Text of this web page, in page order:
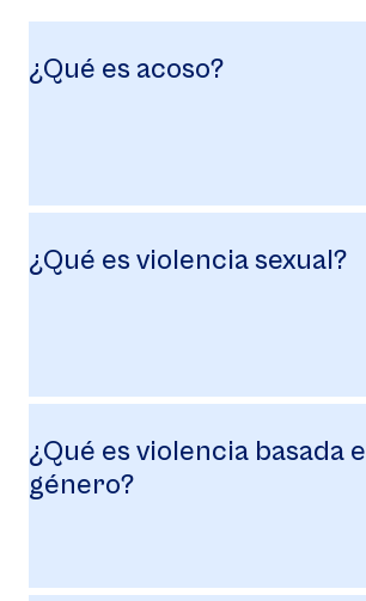
¿Qué es acoso?
¿Qué es violencia sexual?
¿Qué es violencia basada
género?